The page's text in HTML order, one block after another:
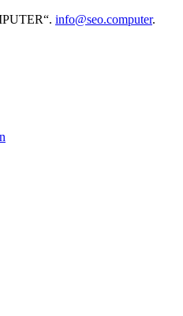
info@seo.computer.